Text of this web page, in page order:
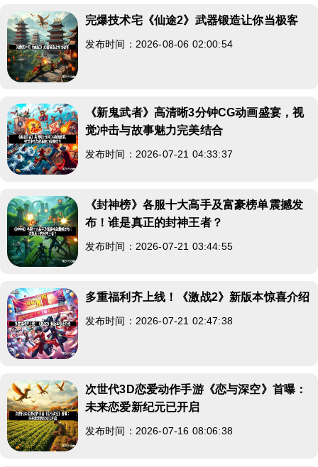
完爆技术宅《仙途2》武器锻造让你当极客
发布时间：2026-08-06 02:00:54
《新鬼武者》高清晰3分钟CG动画盛宴，视
觉冲击与故事魅力完美结合
发布时间：2026-07-21 04:33:37
《封神榜》各服十大高手及富豪榜单震撼发
布！谁是真正的封神王者？
发布时间：2026-07-21 03:44:55
多重福利齐上线！《激战2》新版本惊喜介绍
发布时间：2026-07-21 02:47:38
次世代3D恋爱动作手游《恋与深空》首曝：
未来恋爱新纪元已开启
发布时间：2026-07-16 08:06:38